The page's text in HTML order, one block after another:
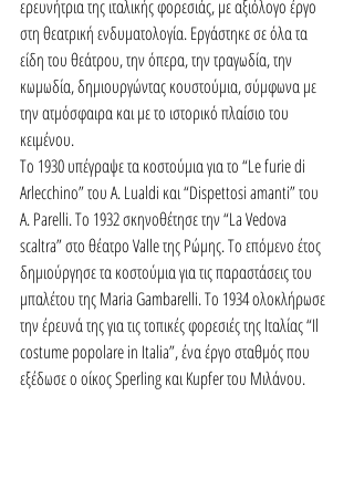
ερευνήτρια της ιταλικής φορεσιάς, με αξιόλογο έργο
στη θεατρική ενδυματολογία. Εργάστηκε σε όλα τα
είδη του θεάτρου, την όπερα, την τραγωδία, την
κωμωδία, δημιουργώντας κουστούμια, σύμφωνα με
την ατμόσφαιρα και με το ιστορικό πλαίσιο του
κειμένου.
Το 1930 υπέγραψε τα κοστούμια για το “Le furie di
Arlecchino” του A. Lualdi και “Dispettosi amanti” του
A. Parelli. Το 1932 σκηνοθέτησε την “La Vedova
scaltra” στο θέατρο Valle της Ρώμης. Το επόμενο έτος
δημιούργησε τα κοστούμια για τις παραστάσεις του
μπαλέτου της Maria Gambarelli. Το 1934 ολοκλήρωσε
την έρευνά της για τις τοπικές φορεσιές της Ιταλίας “Il
costume popolare in Italia”, ένα έργο σταθμός που
εξέδωσε ο οίκος Sperling και Kupfer του Μιλάνου.